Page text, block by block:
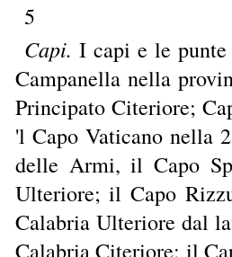
5
Capi. I capi e le
Campanella nella
Principato Citeriore;
'l Capo Vaticano nella
delle Armi, il Capo
Ulteriore; il Capo
Calabria Ulteriore dal
Calabria Citeriore; il